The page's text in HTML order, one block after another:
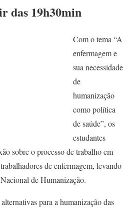
das 19h30min
Com o tema “A
enfermagem e
sua necessidade
de
humanização
como política
de saúde”, os
estudantes
sobre o processo de trabalho em
de enfermagem, levando
de Humanização.
para a humanização das